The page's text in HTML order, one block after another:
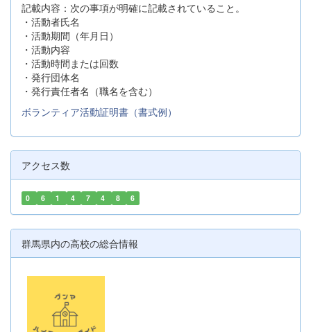
記載内容：次の事項が明確に記載されていること。
・活動者氏名
・活動期間（年月日）
・活動内容
・活動時間または回数
・発行団体名
・発行責任者名（職名を含む）
ボランティア活動証明書（書式例）
アクセス数
0 6 1 4 7 4 8 6
群馬県内の高校の総合情報